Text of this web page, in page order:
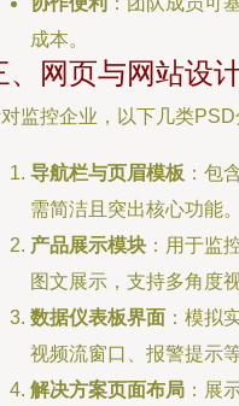
成本。
、网页与网站设
监控企业，以下几类PSD
导航栏与页眉模板 ：包
需简洁且突出核心功能。
产品展示模块 ：用于监
图文展示，支持多角度
数据仪表板界面 ：模拟
视频流窗口、报警提示
解决方案页面布局 ：展